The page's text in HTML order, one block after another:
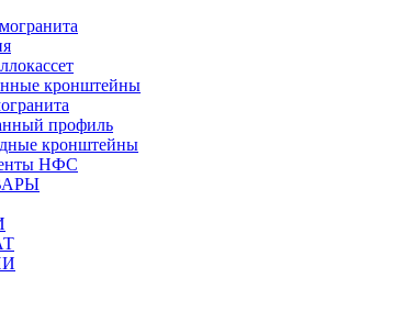
кронштейны
профиль
кронштейны
НФС